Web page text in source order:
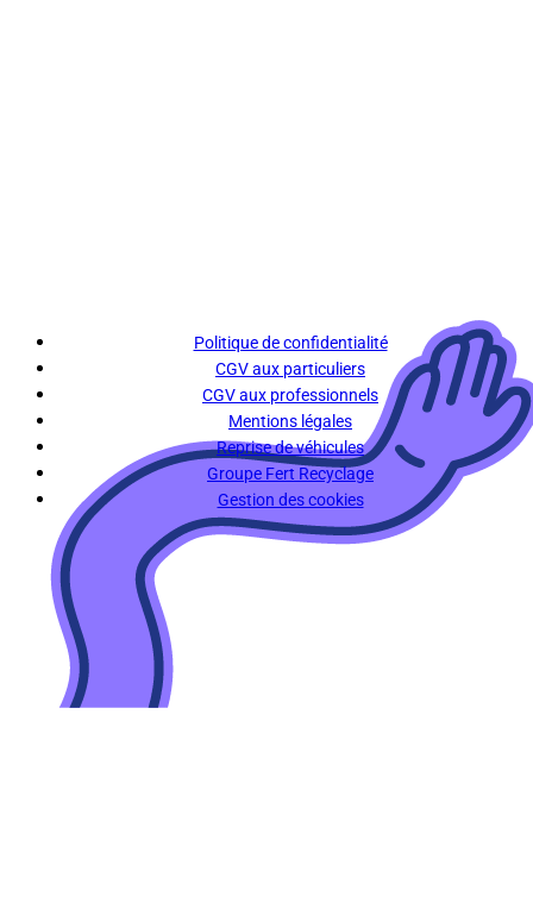
Politique de confidentialité
CGV aux particuliers
CGV aux professionnels
Mentions légales
Reprise de véhicules
Groupe Fert Recyclage
Gestion des cookies